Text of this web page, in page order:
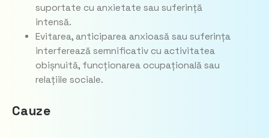
suportate cu anxietate sau suferință
intensă.
Evitarea, anticiparea anxioasă sau suferința
interferează semnificativ cu activitatea
obișnuită, funcționarea ocupațională sau
relațiile sociale.
Cauze